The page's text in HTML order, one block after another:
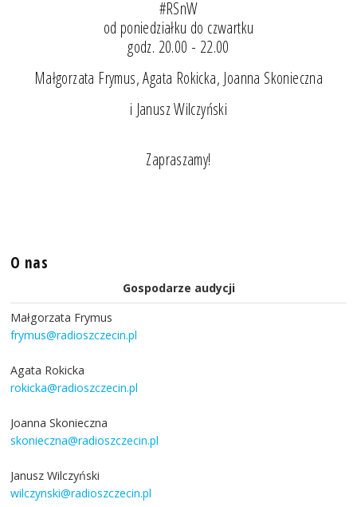
#RSnW
od poniedziałku do czwartku
godz. 20.00 - 22.00
Małgorzata Frymus, Agata Rokicka, Joanna Skonieczna
i Janusz Wilczyński
Zapraszamy!
O nas
Gospodarze audycji
Małgorzata Frymus
frymus@radioszczecin.pl
Agata Rokicka
rokicka@radioszczecin.pl
Joanna Skonieczna
skonieczna@radioszczecin.pl
Janusz Wilczyński
wilczynski@radioszczecin.pl